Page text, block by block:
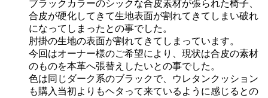
ブラックカラーのシックな合皮素材が張られた椅子、
合皮が硬化してきて生地表面が割れてきてしまい破れ
になってしまったとの事でした。
肘掛の生地の表面が割れてきてしまっています。
今回はオーナー様のご希望により、現状は合皮の素材
のものを本革へ張替えしたいとの事でした。
色は同じダーク系のブラックで、ウレタンクッション
も購入当初よりもヘタって来ているように感じるとの